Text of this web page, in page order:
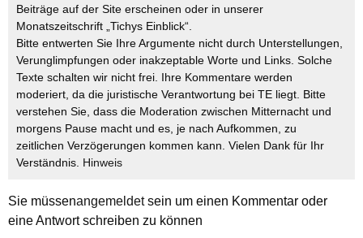
Beiträge auf der Site erscheinen oder in unserer
Monatszeitschrift „Tichys Einblick“.
Bitte entwerten Sie Ihre Argumente nicht durch Unterstellungen,
Verunglimpfungen oder inakzeptable Worte und Links. Solche
Texte schalten wir nicht frei. Ihre Kommentare werden
moderiert, da die juristische Verantwortung bei TE liegt. Bitte
verstehen Sie, dass die Moderation zwischen Mitternacht und
morgens Pause macht und es, je nach Aufkommen, zu
zeitlichen Verzögerungen kommen kann. Vielen Dank für Ihr
Verständnis. Hinweis
Sie müssenangemeldetsein um einen Kommentar oder
eine Antwort schreiben zu können